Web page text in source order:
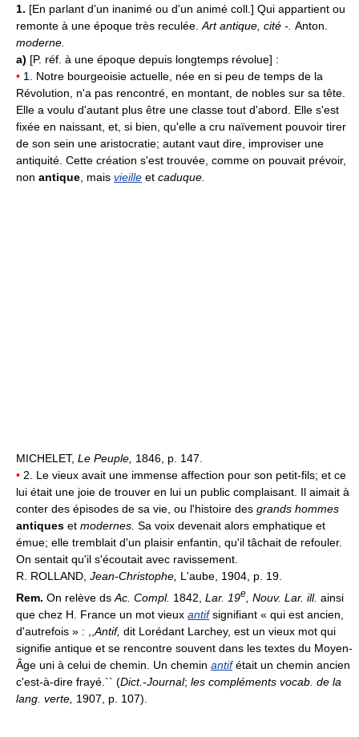
1. [En parlant d'un inanimé ou d'un animé coll.] Qui appartient ou
remonte à une époque très reculée.Art antique, cité -. Anton.
moderne.
a) [P. réf. à une époque depuis longtemps révolue] :
• 1. Notre bourgeoisie actuelle, née en si peu de temps de la
Révolution, n'a pas rencontré, en montant, de nobles sur sa tête.
Elle a voulu d'autant plus être une classe tout d'abord. Elle s'est
fixée en naissant, et, si bien, qu'elle a cru naïvement pouvoir tirer
de son sein une aristocratie; autant vaut dire, improviser une
antiquité. Cette création s'est trouvée, comme on pouvait prévoir,
non antique, mais vieille et caduque.
MICHELET, Le Peuple, 1846, p. 147.
• 2. Le vieux avait une immense affection pour son petit-fils; et ce
lui était une joie de trouver en lui un public complaisant. Il aimait à
conter des épisodes de sa vie, ou l'histoire des grands hommes
antiques et modernes. Sa voix devenait alors emphatique et
émue; elle tremblait d'un plaisir enfantin, qu'il tâchait de refouler.
On sentait qu'il s'écoutait avec ravissement.
R. ROLLAND, Jean-Christophe, L'aube, 1904, p. 19.
Rem. On relève ds Ac. Compl. 1842, Lar. 19e , Nouv. Lar. ill. ainsi
que chez H. France un mot vieux antifsignifiant « qui est ancien,
d'autrefois » : ,, Antif, dit Lorédant Larchey, est un vieux mot qui
signifie antique et se rencontre souvent dans les textes du Moyen-
Âge uni à celui de chemin. Un chemin antifétait un chemin ancien
c'est-à-dire frayé.`` (Dict.-Journal; les compléments vocab. de la
lang. verte, 1907, p. 107).